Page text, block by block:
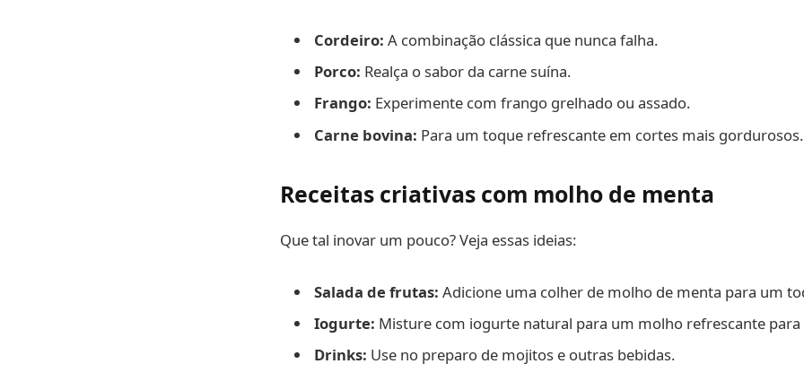
Cordeiro: A combinação clássica que nunca falha.
Porco: Realça o sabor da carne suína.
Frango: Experimente com frango grelhado ou assado.
Carne bovina: Para um toque refrescante em cortes mais gordurosos.
Receitas criativas com molho de menta
Que tal inovar um pouco? Veja essas ideias:
Salada de frutas: Adicione uma colher de molho de menta para um
Iogurte: Misture com iogurte natural para um molho refrescante para
Drinks: Use no preparo de mojitos e outras bebidas.